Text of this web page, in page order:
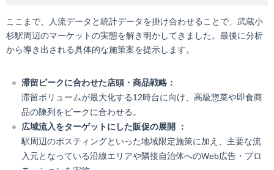
ここまで、人流データと統計データを掛け合わせることで、武蔵小
杉駅周辺のマーケットの実態を解き明かしてきました。最後に分析
から導き出される具体的な施策案を提示します。
滞留ピークに合わせた店頭・商品戦略：
滞留ボリュームが最大化する12時台に向け、高級惣菜や即食商
品の陳列をピークに合わせる。
広域流入をターゲットにした販促の展開 ：
駅周辺のポスティングといった地域限定施策に加え、主要な流
入元となっている沿線エリアや隣接自治体へのWeb広告・プロ